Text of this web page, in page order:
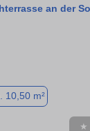
an der
10,50 m²
★